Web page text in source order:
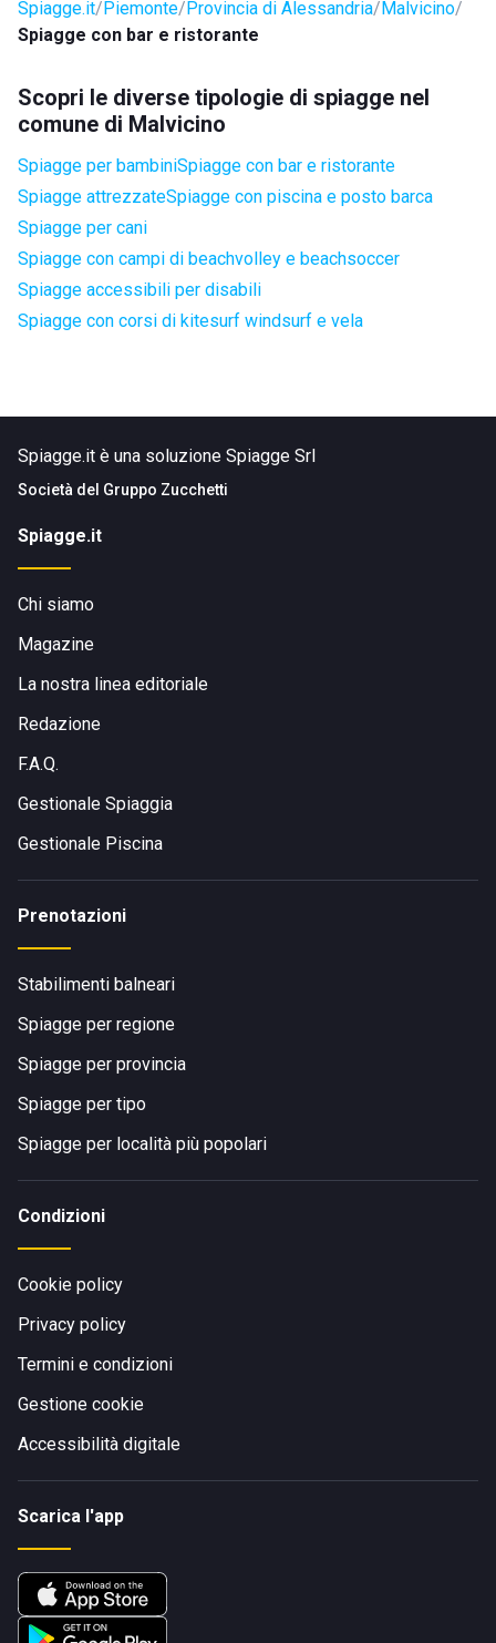
Spiagge.it Piemonte Provincia di Alessandria Malvicino
Spiagge con bar e ristorante
Scopri le diverse tipologie di spiagge nel
comune di Malvicino
Spiagge per bambiniSpiagge con bar e ristorante
Spiagge attrezzateSpiagge con piscina e posto barca
Spiagge per cani
Spiagge con campi di beachvolley e beachsoccer
Spiagge accessibili per disabili
Spiagge con corsi di kitesurf windsurf e vela
Spiagge.it è una soluzione Spiagge Srl
Società del Gruppo Zucchetti
Spiagge.it
Chi siamo
Magazine
La nostra linea editoriale
Redazione
F.A.Q.
Gestionale Spiaggia
Gestionale Piscina
Prenotazioni
Stabilimenti balneari
Spiagge per regione
Spiagge per provincia
Spiagge per tipo
Spiagge per località più popolari
Condizioni
Cookie policy
Privacy policy
Termini e condizioni
Gestione cookie
Accessibilità digitale
Scarica l'app